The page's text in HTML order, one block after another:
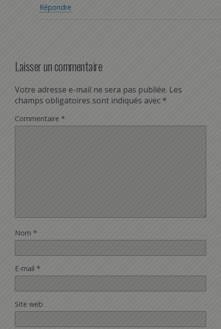
Répondre
Laisser un commentaire
Votre adresse e-mail ne sera pas publiée. Les
champs obligatoires sont indiqués avec *
Commentaire *
Nom *
E-mail *
Site web